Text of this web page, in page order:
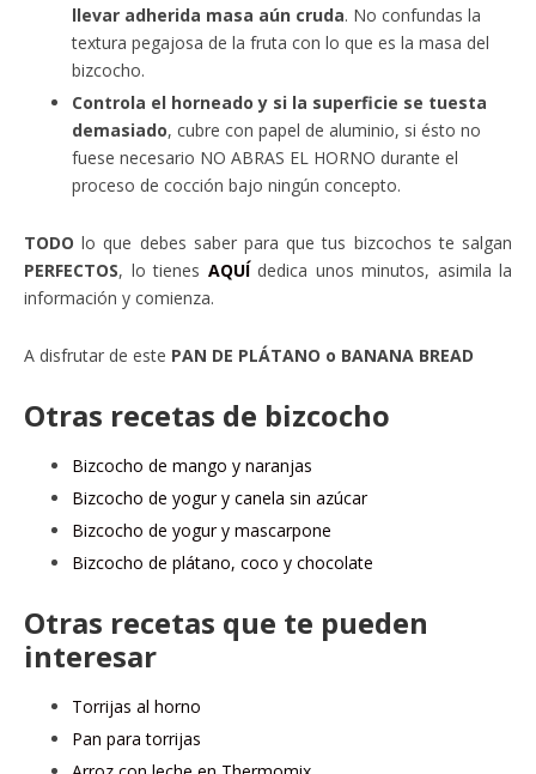
llevar adherida masa aún cruda. No confundas la
textura pegajosa de la fruta con lo que es la masa del
bizcocho.
Controla el horneado y si la superficie se tuesta
demasiado, cubre con papel de aluminio, si ésto no
fuese necesario NO ABRAS EL HORNO durante el
proceso de cocción bajo ningún concepto.
TODO lo que debes saber para que tus bizcochos te salgan
PERFECTOS, lo tienes AQUÍdedica unos minutos, asimila la
información y comienza.
A disfrutar de este PAN DE PLÁTANO o BANANA BREAD
Otras recetas de bizcocho
Bizcocho de mango y naranjas
Bizcocho de yogur y canela sin azúcar
Bizcocho de yogur y mascarpone
Bizcocho de plátano, coco y chocolate
Otras recetas que te pueden
interesar
Torrijas al horno
Pan para torrijas